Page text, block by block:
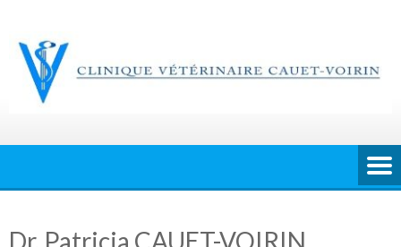
content
Dr. Patricia CAUET-VOIRIN